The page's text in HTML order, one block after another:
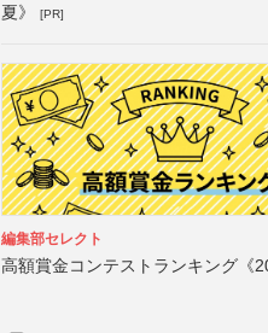
夏》
[PR]
編集部セレクト
高額賞金コンテストランキング《